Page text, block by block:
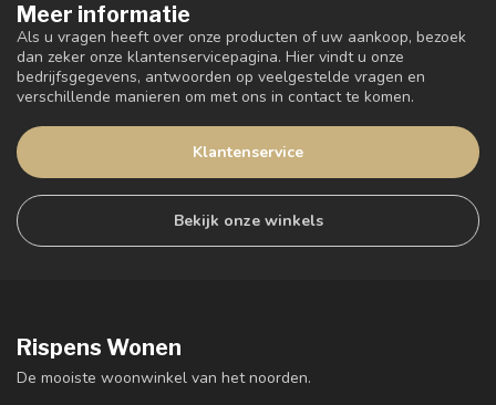
Meer informatie
Als u vragen heeft over onze producten of uw aankoop, bezoek
dan zeker onze klantenservicepagina. Hier vindt u onze
bedrijfsgegevens, antwoorden op veelgestelde vragen en
verschillende manieren om met ons in contact te komen.
Klantenservice
Bekijk onze winkels
Rispens Wonen
De mooiste woonwinkel van het noorden.